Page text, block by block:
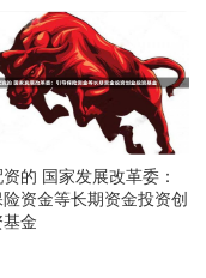
的 国家发展改革委：
资金等长期资金投资创
金